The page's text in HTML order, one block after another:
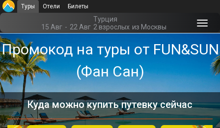
Туры Отели Билеты
Турция
15 Авг - 22 Авг 2 взрослых из Москвы
Промокод на туры от FUN&SUN
(Фан Сан)
Куда можно купить путевку сейчас
Офис г. Москва
Помощь
Подборки отелей
Турция
Таиланд